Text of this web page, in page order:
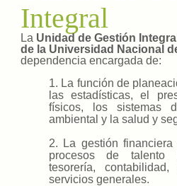
Integral
La Unidad de Gestión
de la Universidad Nacional
dependencia encargada de:
1. La función de
las estadísticas, el
físicos, los sistemas
ambiental y la salud y
2. La gestión
procesos de talento
tesorería,
servicios generales.